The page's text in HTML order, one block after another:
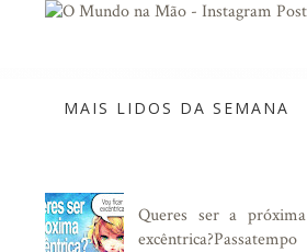
MAIS LIDOS DA SEMANA
Queres ser a próxima
excêntrica?Passatempo